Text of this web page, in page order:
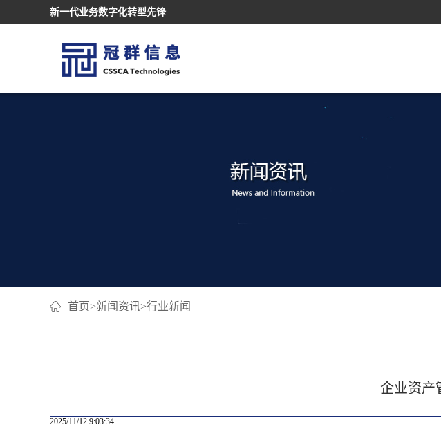
新一代业务数字化转型先锋
首页>新闻资讯>行业新闻
企业资产
2025/11/12 9:03:34